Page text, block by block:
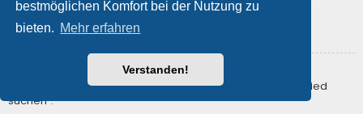
bestmöglichen Komfort bei der Nutzung zu
bieten. Mehr erfahren
Verstanden!
Suche auf verschiedene Unterforen.
Nach oben
Wie kann ich nach Mitgliedern suchen?
Gehe zur Mitgliederliste und klicke auf „Nach einem Mitglied
suchen“.